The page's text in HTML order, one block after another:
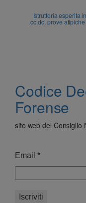
Istruttoria esperita
cc.dd. prove
Codice
Forense
sito web del Consiglio
Email *